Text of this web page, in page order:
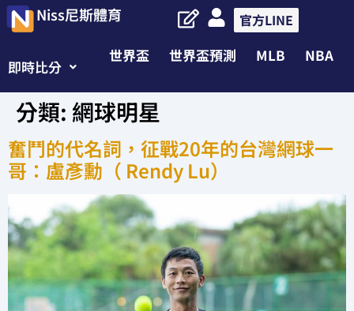
Niss尼斯體育 官方LINE
即時比分
世界盃 世界盃預測 MLB NBA
分類: 網球明星
奮鬥的代名詞，征戰20年的台灣網球一
哥：盧彥勳（ Rendy Lu）